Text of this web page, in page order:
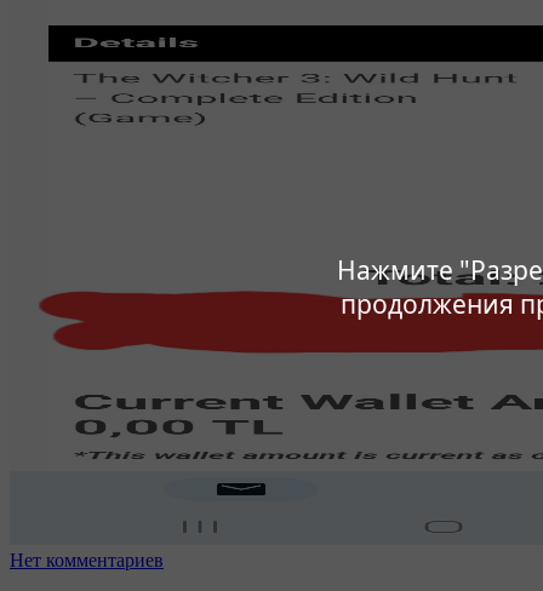
Нажмите
продолжения
Нет комментариев